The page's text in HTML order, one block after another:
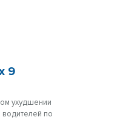
9
ухудшении
по